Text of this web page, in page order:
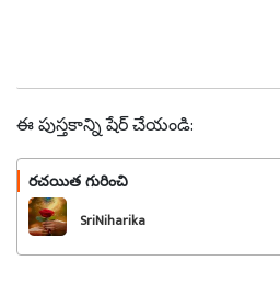
ఈ పుస్తకాన్ని షేర్ చేయండి:
రచయిత గురించి
SriNiharika